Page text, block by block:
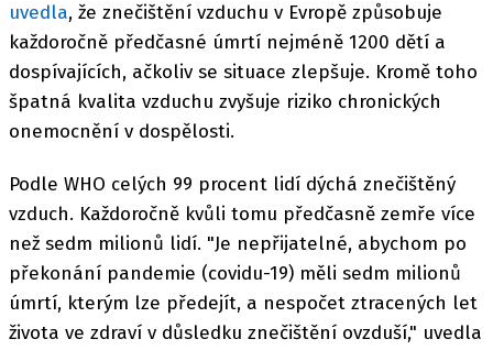
uvedla, že znečištění vzduchu v Evropě způsobuje
každoročně předčasné úmrtí nejméně 1200 dětí a
dospívajících, ačkoliv se situace zlepšuje. Kromě toho
špatná kvalita vzduchu zvyšuje riziko chronických
onemocnění v dospělosti.
Podle WHO celých 99 procent lidí dýchá znečištěný
vzduch. Každoročně kvůli tomu předčasně zemře více
než sedm milionů lidí. "Je nepřijatelné, abychom po
překonání pandemie (covidu-19) měli sedm milionů
úmrtí, kterým lze předejít, a nespočet ztracených let
života ve zdraví v důsledku znečištění ovzduší," uvedla